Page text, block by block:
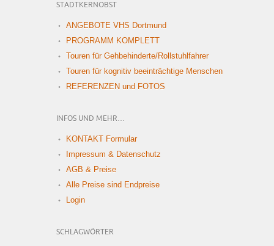
STADTKERNOBST
ANGEBOTE VHS Dortmund
PROGRAMM KOMPLETT
Touren für Gehbehinderte/Rollstuhlfahrer
Touren für kognitiv beeinträchtige Menschen
REFERENZEN und FOTOS
INFOS UND MEHR…
KONTAKT Formular
Impressum & Datenschutz
AGB & Preise
Alle Preise sind Endpreise
Login
SCHLAGWÖRTER